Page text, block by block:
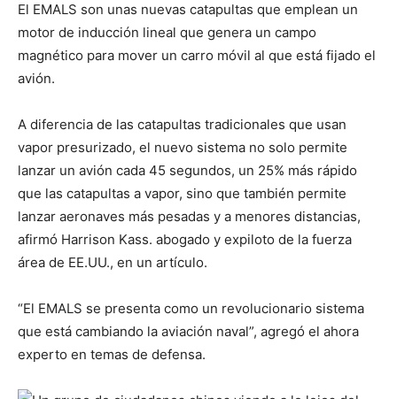
El EMALS son unas nuevas catapultas que emplean un
motor de inducción lineal que genera un campo
magnético para mover un carro móvil al que está fijado el
avión.
A diferencia de las catapultas tradicionales que usan
vapor presurizado, el nuevo sistema no solo permite
lanzar un avión cada 45 segundos, un 25% más rápido
que las catapultas a vapor, sino que también permite
lanzar aeronaves más pesadas y a menores distancias,
afirmó Harrison Kass. abogado y expiloto de la fuerza
área de EE.UU., en un artículo.
“El EMALS se presenta como un revolucionario sistema
que está cambiando la aviación naval”, agregó el ahora
experto en temas de defensa.